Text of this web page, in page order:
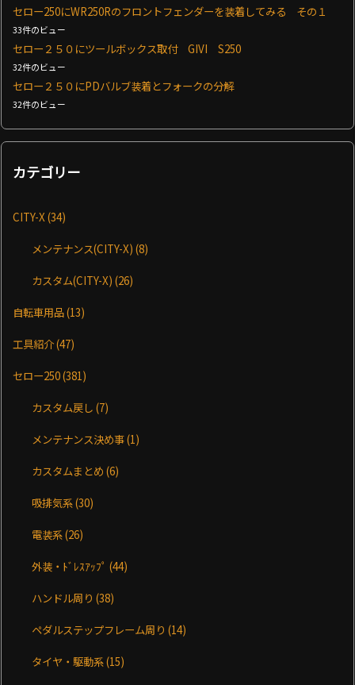
セロー250にWR250Rのフロントフェンダーを装着してみる その１
33件のビュー
セロー２５０にツールボックス取付 GIVI S250
32件のビュー
セロー２５０にPDバルブ装着とフォークの分解
32件のビュー
カテゴリー
CITY-X (34)
メンテナンス(CITY-X)(8)
カスタム(CITY-X)(26)
自転車用品(13)
工具紹介(47)
セロー250(381)
カスタム戻し(7)
メンテナンス決め事(1)
カスタムまとめ(6)
吸排気系(30)
電装系(26)
外装・ﾄﾞﾚｽｱｯﾌﾟ(44)
ハンドル周り(38)
ペダルステップフレーム周り(14)
タイヤ・駆動系(15)